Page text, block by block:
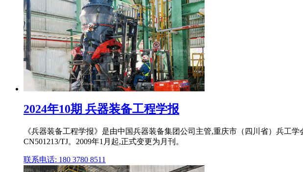
2024年10期 兵器装备工程学报
《兵器装备工程学报》是由中国兵器装备集团公司主管,重庆市（四川省）兵工
CN501213/TJ。2009年1月起,正式变更为月刊。
联系电话: 180 3780 8511